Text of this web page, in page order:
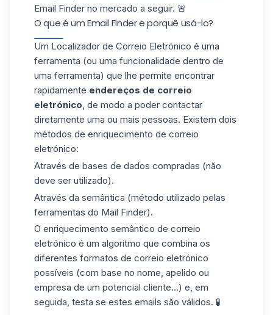
Email Finder no mercado a seguir. 🚨
O que é um Email Finder e porquê usá-lo?
Um Localizador de Correio Eletrónico é uma
ferramenta (ou uma funcionalidade dentro de
uma ferramenta) que lhe permite encontrar
rapidamente endereços de correio
eletrónico, de modo a poder contactar
diretamente uma ou mais pessoas. Existem dois
métodos de enriquecimento de correio
eletrónico:
Através de bases de dados compradas (não
deve ser utilizado).
Através da semântica (método utilizado pelas
ferramentas do Mail Finder).
O enriquecimento semântico de correio
eletrónico é um algoritmo que combina os
diferentes formatos de correio eletrónico
possíveis (com base no nome, apelido ou
empresa de um potencial cliente...) e, em
seguida, testa se estes emails são válidos. 🧪